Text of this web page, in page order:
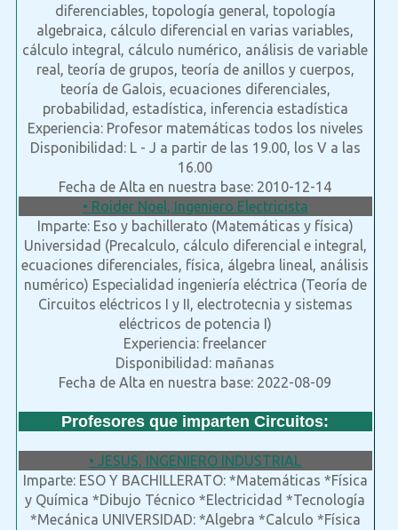
diferenciables, topología general, topología
algebraica, cálculo diferencial en varias variables,
cálculo integral, cálculo numérico, análisis de variable
real, teoría de grupos, teoría de anillos y cuerpos,
teoría de Galois, ecuaciones diferenciales,
probabilidad, estadística, inferencia estadística
Experiencia: Profesor matemáticas todos los niveles
Disponibilidad: L - J a partir de las 19.00, los V a las
16.00
Fecha de Alta en nuestra base: 2010-12-14
• Roider Noel, Ingeniero Electricista
Imparte: Eso y bachillerato (Matemáticas y física)
Universidad (Precalculo, cálculo diferencial e integral,
ecuaciones diferenciales, física, álgebra lineal, análisis
numérico) Especialidad ingeniería eléctrica (Teoría de
Circuitos eléctricos I y II, electrotecnia y sistemas
eléctricos de potencia I)
Experiencia: freelancer
Disponibilidad: mañanas
Fecha de Alta en nuestra base: 2022-08-09
Profesores que imparten Circuitos:
• JESUS, INGENIERO INDUSTRIAL
Imparte: ESO Y BACHILLERATO: *Matemáticas *Física
y Química *Dibujo Técnico *Electricidad *Tecnología
*Mecánica UNIVERSIDAD: *Algebra *Calculo *Física